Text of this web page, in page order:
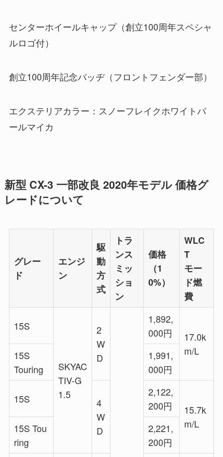
センターホイールキャップ（創立100周年スペシャ
ルロゴ付）
創立100周年記念バッヂ（フロントフェンダー部）
エクステリアカラー：スノーフレイクホワイトパ
ールマイカ
新型 CX-3 一部改良 2020年モデル 価格グ
レードについて
グレー
ド
エンジ
ン
駆
動
方
式
トラ
ンス
ミッ
ショ
ン
価格
（1
0%）
WLC
T
モー
ド燃
費
15S
SKYAC
TIV-G
1.5
2
W
D
1,892,
000円
17.0k
m/L
15S
Touring
1,991,
000円
15S
4
W
D
2,122,
200円
15.7k
m/L
15S Tou
ring
2,221,
200円